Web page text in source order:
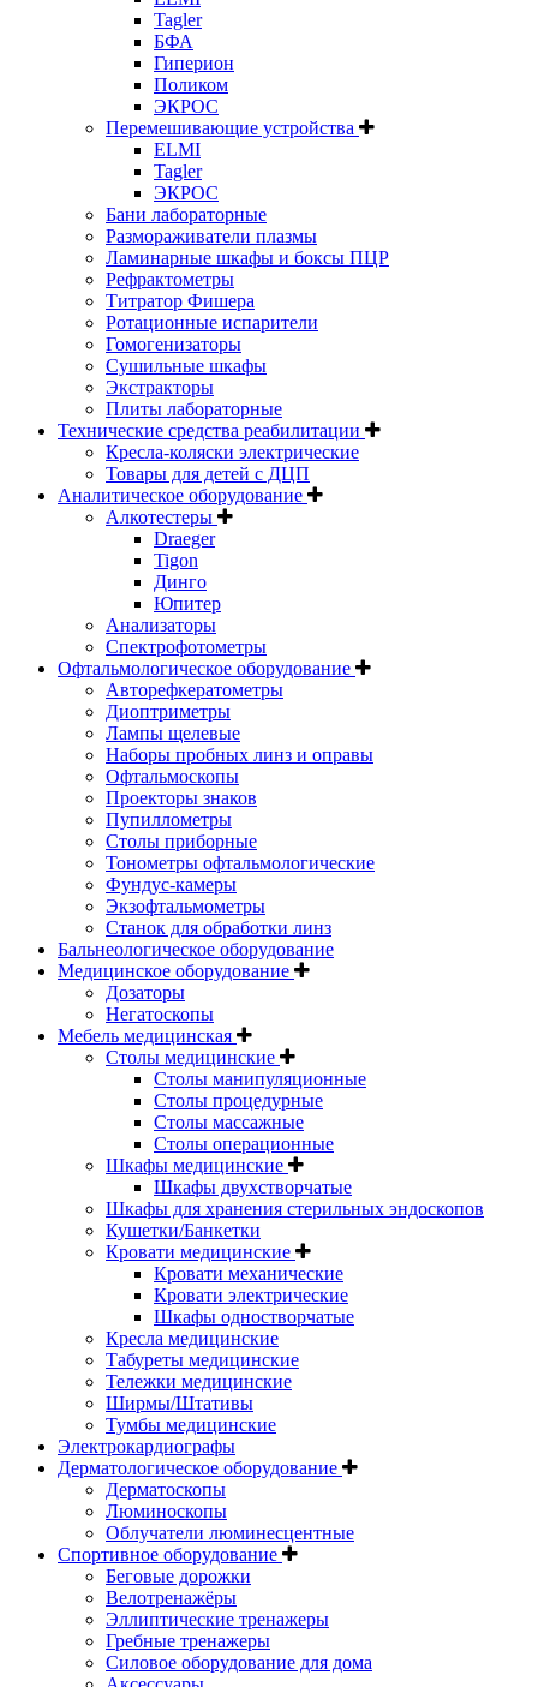
Tagler
БФА
Гиперион
Поликом
ЭКРОС
Перемешивающие устройства
ELMI
Tagler
ЭКРОС
Бани лабораторные
Размораживатели плазмы
Ламинарные шкафы и боксы ПЦР
Рефрактометры
Титратор Фишера
Ротационные испарители
Гомогенизаторы
Сушильные шкафы
Экстракторы
Плиты лабораторные
Технические средства реабилитации
Кресла-коляски электрические
Товары для детей с ДЦП
Аналитическое оборудование
Алкотестеры
Draeger
Tigon
Динго
Юпитер
Анализаторы
Спектрофотометры
Офтальмологическое оборудование
Авторефкератометры
Диоптриметры
Лампы щелевые
Наборы пробных линз и оправы
Офтальмоскопы
Проекторы знаков
Пупиллометры
Столы приборные
Тонометры офтальмологические
Фундус-камеры
Экзофтальмометры
Станок для обработки линз
Бальнеологическое оборудование
Медицинское оборудование
Дозаторы
Негатоскопы
Мебель медицинская
Столы медицинские
Столы манипуляционные
Столы процедурные
Столы массажные
Столы операционные
Шкафы медицинские
Шкафы двухстворчатые
Шкафы для хранения стерильных эндоскопов
Кушетки/Банкетки
Кровати медицинские
Кровати механические
Кровати электрические
Шкафы одностворчатые
Кресла медицинские
Табуреты медицинские
Тележки медицинские
Ширмы/Штативы
Тумбы медицинские
Электрокардиографы
Дерматологическое оборудование
Дерматоскопы
Люминоскопы
Облучатели люминесцентные
Спортивное оборудование
Беговые дорожки
Велотренажёры
Эллиптические тренажеры
Гребные тренажеры
Силовое оборудование для дома